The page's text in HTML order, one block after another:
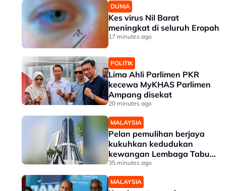
DUNIA
Kes virus Nil Barat
meningkat di seluruh Eropah
17 minutes ago
POLITIK
Lima Ahli Parlimen PKR
kecewa MyKHAS Parlimen
Ampang disekat
20 minutes ago
MALAYSIA
Pelan pemulihan berjaya
kukuhkan kedudukan
kewangan Lembaga Tabung
Haji
35 minutes ago
MALAYSIA